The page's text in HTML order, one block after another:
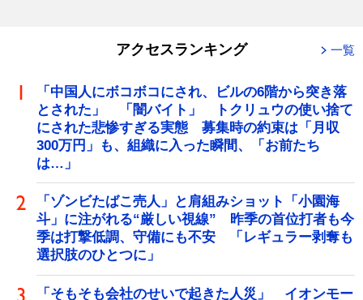
アクセスランキング 一覧
「中国人にボコボコにされ、ビルの6階から突き落
とされた」 「闇バイト」 トクリュウの使い捨て
にされた悲惨すぎる実態 募集時の約束は「月収
300万円」も、組織に入った瞬間、「お前たち
は…」
「ゾンビたばこ売人」と肩組みショット「小園海
斗」に注がれる“厳しい視線” 昨季の首位打者も今
季は打撃低調、守備にも不安 「レギュラー剥奪も
選択肢のひとつに」
「そもそも会社のせいで起きた人災」 イオンモー